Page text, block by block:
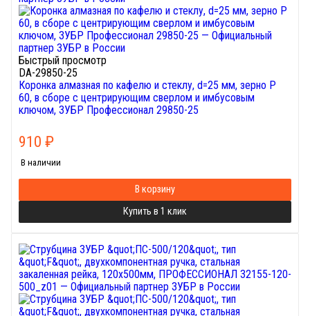
Быстрый просмотр
DA-29850-25
Коронка алмазная по кафелю и стеклу, d=25 мм, зерно Р
60, в сборе с центрирующим сверлом и имбусовым
ключом, ЗУБР Профессионал 29850-25
910 ₽
В наличии
В корзину
Купить в 1 клик